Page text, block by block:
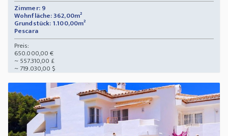
Zimmer: 9
Wohnfläche: 362,00m²
Grundstück: 1.100,00m²
Pescara
Preis:
650.000,00 €
~ 557.310,00 £
~ 719.030,00 $